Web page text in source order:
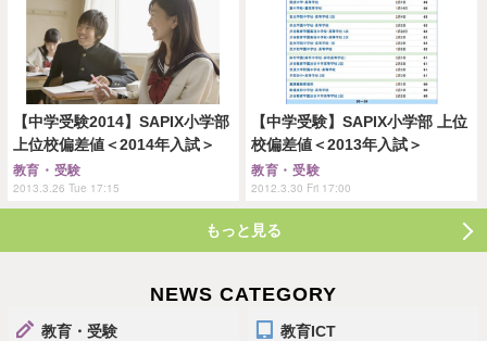
【中学受験2014】SAPIX小学部
上位校偏差値＜2014年入試＞
教育・受験
2013.3.26 Tue 17:15
【中学受験】SAPIX小学部 上位
校偏差値＜2013年入試＞
教育・受験
2012.3.30 Fri 17:00
もっと見る
NEWS CATEGORY
教育・受験 教育ICT